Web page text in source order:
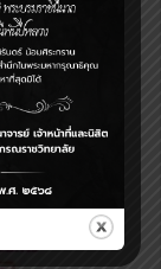
ญญาตรี (ส่วน
4 วันที่ 29